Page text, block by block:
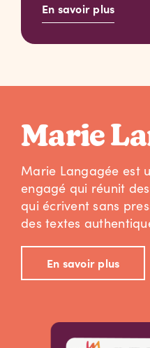
En savoir plus
Marie
Marie Langagée est
engagé qui réunit
qui écrivent sans
des textes
En savoir plus